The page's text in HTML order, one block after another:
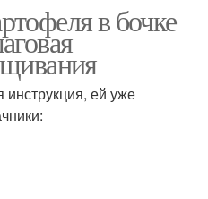
Картофель в мешки
в бочке
инструкция, ей уже